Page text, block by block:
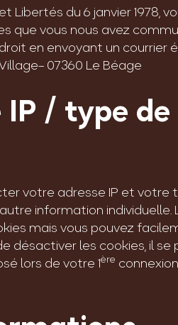
du 6 janvier 1978,
que vous nous avez
en envoyant un
07360 Le Béage
IP / type
votre adresse IP et
information
mais vous pouvez
désactiver les cookies, il
lors de votre 1ère